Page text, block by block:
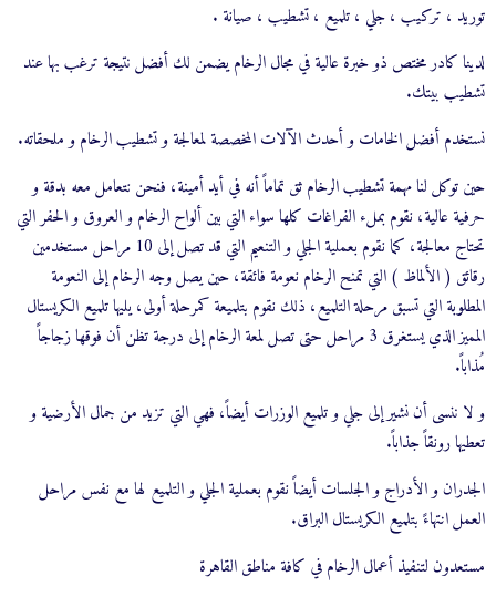
توريد ، تركيب ، جلي ، تلميع ، تشطيب ، صيانة .
لدينا كادر مختص ذو خبرة عالية في مجال الرخام يضمن لك أفضل نتيجة ترغب بها عند
تشطيب بيتك.
نستخدم أفضل الخامات و أحدث الآلات المخصصة لمعالجة و تشطيب الرخام و ملحقاته.
حين توكل لنا مهمة تشطيب الرخام ثق تماماً أنه في أيد أمينة، فنحن نتعامل معه بدقة و
حرفية عالية، نقوم بملء الفراغات كلها سواء التي بين ألواح الرخام و العروق و الحفر التي
تحتاج معالجة، كما نقوم بعملية الجلي و التنعيم التي قد تصل إلى 10 مراحل مستخدمين
رقائق ( الألماظ ) التي تمنح الرخام نعومة فائقة، حين يصل وجه الرخام إلى النعومة
المطلوبة التي تسبق مرحلة التلميع، ذلك نقوم بتلميعة كمرحلة أولى، يليها تلميع الكريستال
المميز الذي يستغرق 3 مراحل حتى تصل لمعة الرخام إلى درجة تظن أن فوقها زجاجاً
مُذاباً.
و لا ننسى أن نشير إلى جلي و تلميع الوزرات أيضاً، فهي التي تزيد من جمال الأرضية و
تعطيها رونقاً جذاباً.
الجدران و الأدراج و الجلسات أيضاً نقوم بعملية الجلي و التلميع لها مع نفس مراحل
العمل انتهاءً بتلميع الكريستال البراق.
مستعدون لتنفيذ أعمال الرخام في كافة مناطق القاهرة